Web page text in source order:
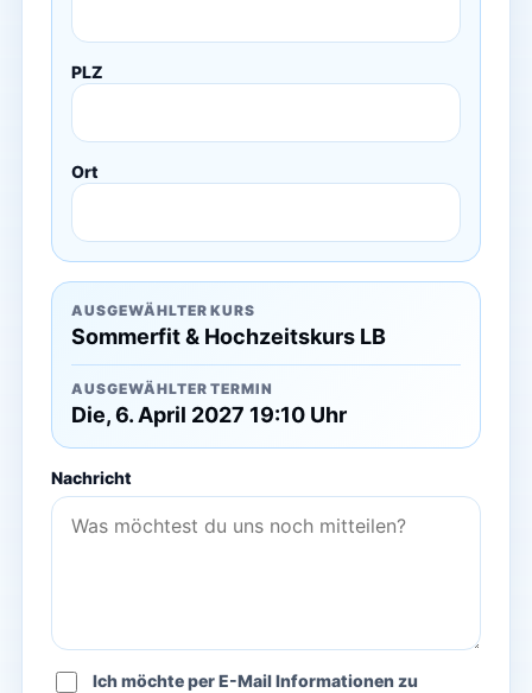
PLZ
Ort
AUSGEWÄHLTER KURS
Sommerfit & Hochzeitskurs LB
AUSGEWÄHLTER TERMIN
Die, 6. April 2027 19:10 Uhr
Nachricht
Ich möchte per E-Mail Informationen zu